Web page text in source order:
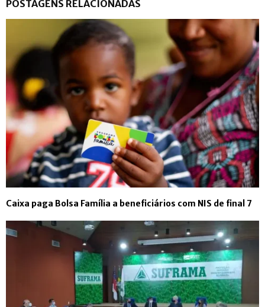
POSTAGENS RELACIONADAS
Caixa paga Bolsa Família a beneficiários com NIS de final 7